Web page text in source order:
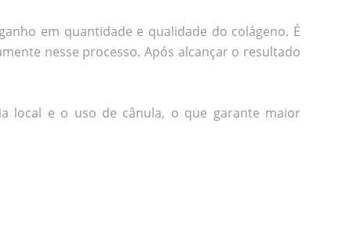
em quantidade e qualidade do colágeno. É
nesse processo. Após alcançar o resultado
local e o uso de cânula, o que garante maior